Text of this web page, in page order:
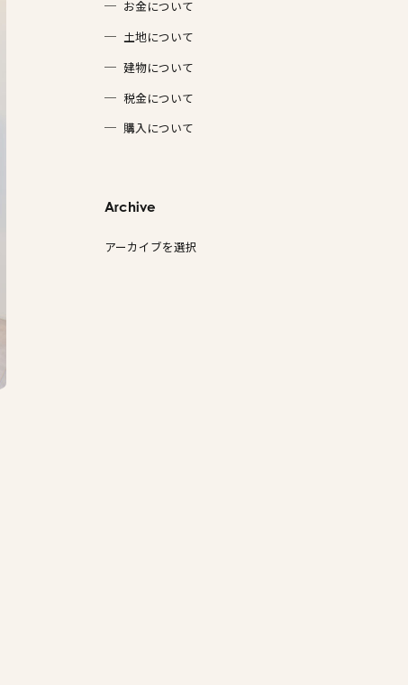
お金について
土地について
建物について
税金について
購入について
Archive